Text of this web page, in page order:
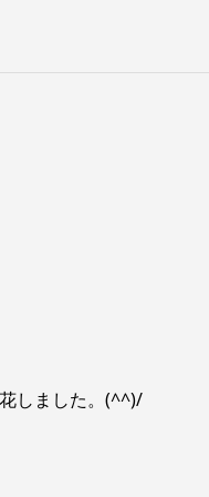
しました。(^^)/